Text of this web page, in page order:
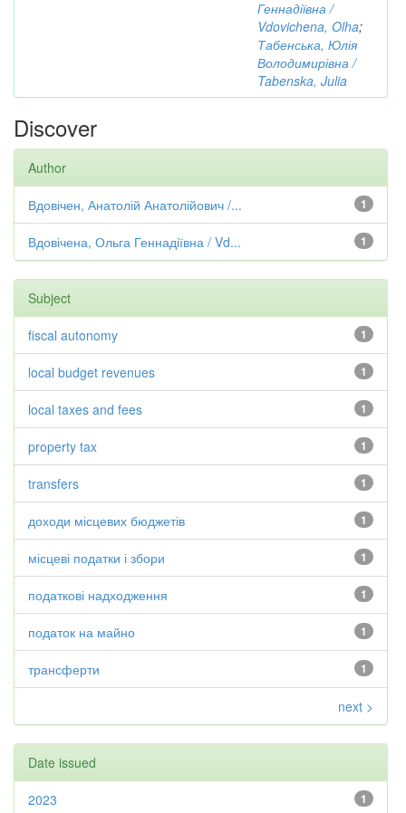
Геннадіївна /
Vdovichena, Olha;
Табенська, Юлія
Володимирівна /
Tabenska, Julia
Discover
Author
1
Вдовічен, Анатолій Анатолійович /...
1
Вдовічена, Ольга Геннадіївна / Vd...
Subject
1
fiscal autonomy
1
local budget revenues
1
local taxes and fees
1
property tax
1
transfers
1
доходи місцевих бюджетів
1
місцеві податки і збори
1
податкові надходження
1
податок на майно
1
трансферти
next >
Date issued
1
2023